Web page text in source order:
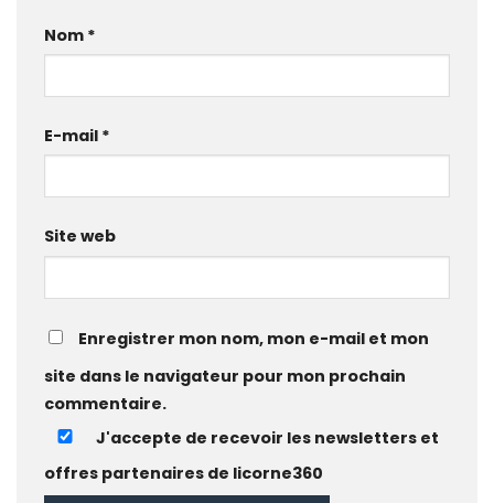
Nom *
E-mail *
Site web
Enregistrer mon nom, mon e-mail et mon
site dans le navigateur pour mon prochain
commentaire.
J'accepte de recevoir les newsletters et
offres partenaires de licorne360